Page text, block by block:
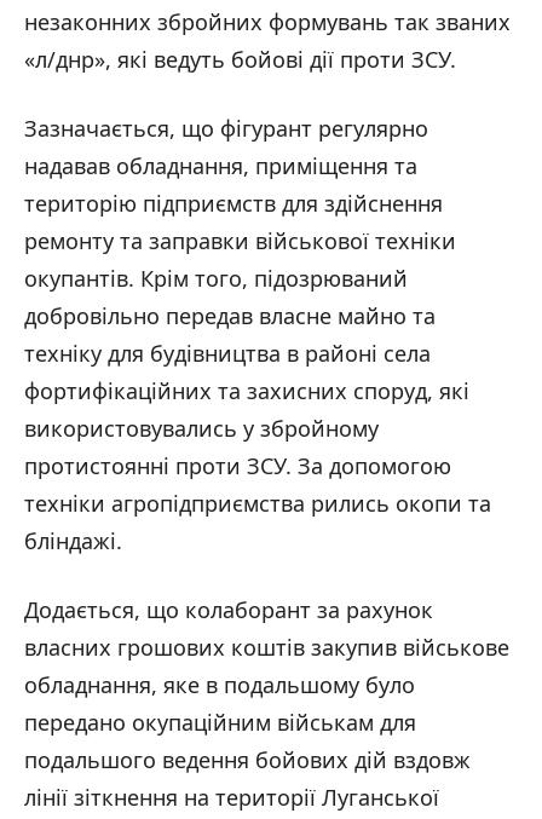
незаконних збройних формувань так званих
«л/днр», які ведуть бойові дії проти ЗСУ.
Зазначається, що фігурант регулярно
надавав обладнання, приміщення та
територію підприємств для здійснення
ремонту та заправки військової техніки
окупантів. Крім того, підозрюваний
добровільно передав власне майно та
техніку для будівництва в районі села
фортифікаційних та захисних споруд, які
використовувались у збройному
протистоянні проти ЗСУ. За допомогою
техніки агропідприємства рились окопи та
бліндажі.
Додається, що колаборант за рахунок
власних грошових коштів закупив військове
обладнання, яке в подальшому було
передано окупаційним військам для
подальшого ведення бойових дій вздовж
лінії зіткнення на території Луганської